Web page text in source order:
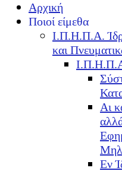
Αρχική
Ποιοί είμεθα
Ι.Π.Η.Π.Α.
και
Αι
Εν